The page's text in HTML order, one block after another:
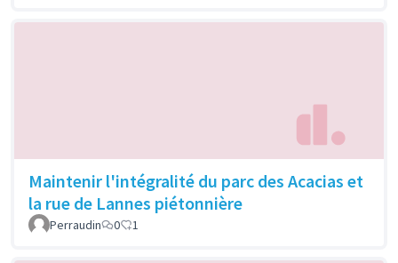
Maintenir l'intégralité du parc des Acacias et
la rue de Lannes piétonnière
Perraudin 0 1